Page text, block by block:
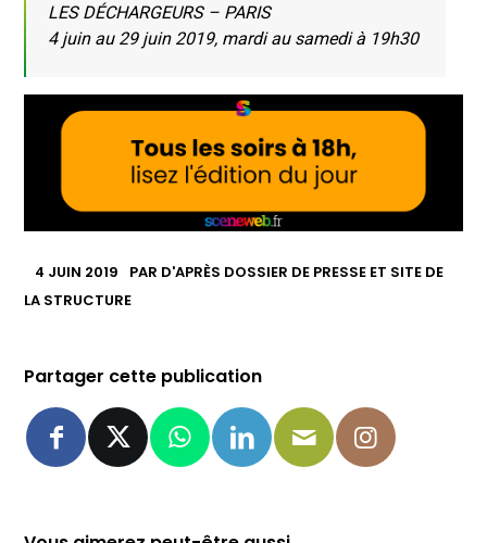
LES DÉCHARGEURS – PARIS
4 juin au 29 juin 2019, mardi au samedi à 19h30
4 JUIN 2019 PAR D'APRÈS DOSSIER DE PRESSE ET SITE DE
LA STRUCTURE
Partager cette publication